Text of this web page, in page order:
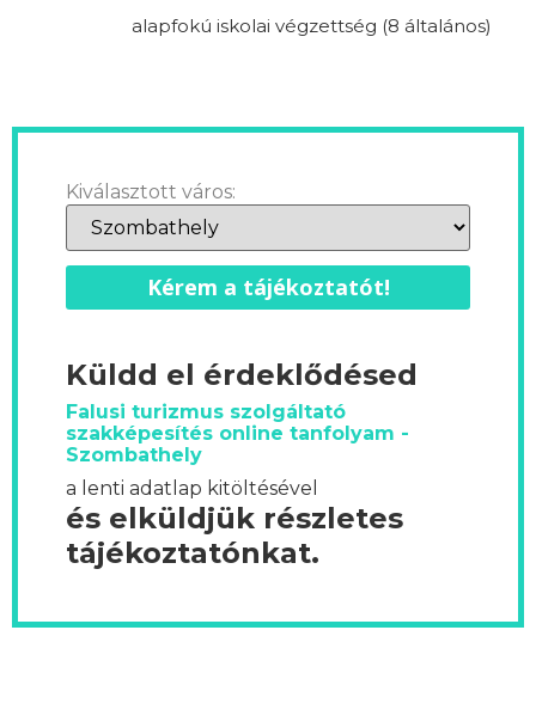
alapfokú iskolai végzettség (8 általános)
Kiválasztott város:
Kérem a tájékoztatót!
Küldd el érdeklődésed
Falusi turizmus szolgáltató
szakképesítés online tanfolyam -
Szombathely
a lenti adatlap kitöltésével
és elküldjük részletes
tájékoztatónkat.